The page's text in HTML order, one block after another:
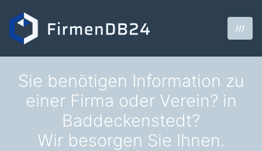
///
Sie benötigen Information zu
einer Firma oder Verein? in
Baddeckenstedt?
Wir besorgen Sie Ihnen.